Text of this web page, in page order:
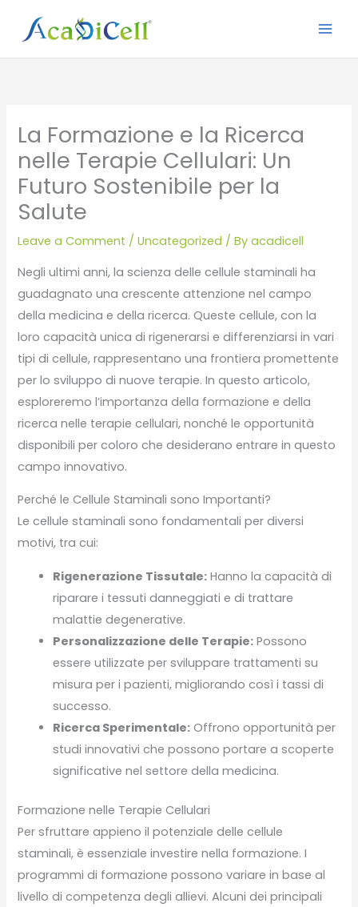
La Formazione e la Ricerca
nelle Terapie Cellulari: Un
Futuro Sostenibile per la
Salute
Leave a Comment /Uncategorized / Byacadicell
Negli ultimi anni, la scienza delle cellule staminali ha
guadagnato una crescente attenzione nel campo
della medicina e della ricerca. Queste cellule, con la
loro capacità unica di rigenerarsi e differenziarsi in vari
tipi di cellule, rappresentano una frontiera promettente
per lo sviluppo di nuove terapie. In questo articolo,
esploreremo l’importanza della formazione e della
ricerca nelle terapie cellulari, nonché le opportunità
disponibili per coloro che desiderano entrare in questo
campo innovativo.
Perché le Cellule Staminali sono Importanti?
Le cellule staminali sono fondamentali per diversi
motivi, tra cui:
Rigenerazione Tissutale: Hanno la capacità di
riparare i tessuti danneggiati e di trattare
malattie degenerative.
Personalizzazione delle Terapie: Possono
essere utilizzate per sviluppare trattamenti su
misura per i pazienti, migliorando così i tassi di
successo.
Ricerca Sperimentale: Offrono opportunità per
studi innovativi che possono portare a scoperte
significative nel settore della medicina.
Formazione nelle Terapie Cellulari
Per sfruttare appieno il potenziale delle cellule
staminali, è essenziale investire nella formazione. I
programmi di formazione possono variare in base al
livello di competenza degli allievi. Alcuni dei principali